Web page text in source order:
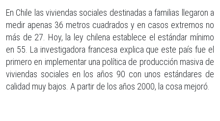
En Chile las viviendas sociales destinadas a familias llegaron a
medir apenas 36 metros cuadrados y en casos extremos no
más de 27. Hoy, la ley chilena establece el estándar mínimo
en 55. La investigadora francesa explica que este país fue el
primero en implementar una política de producción masiva de
viviendas sociales en los años 90 con unos estándares de
calidad muy bajos. A partir de los años 2000, la cosa mejoró.